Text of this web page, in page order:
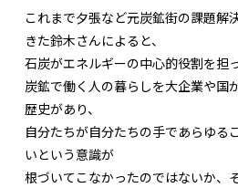
これまで夕張など元炭鉱街の課題解
きた鈴木さんによると、
石炭がエネルギーの中心的役割を担
炭鉱で働く人の暮らしを大企業や国
歴史があり、
自分たちが自分たちの手であらゆる
いという意識が
根づいてこなかったのではないか、